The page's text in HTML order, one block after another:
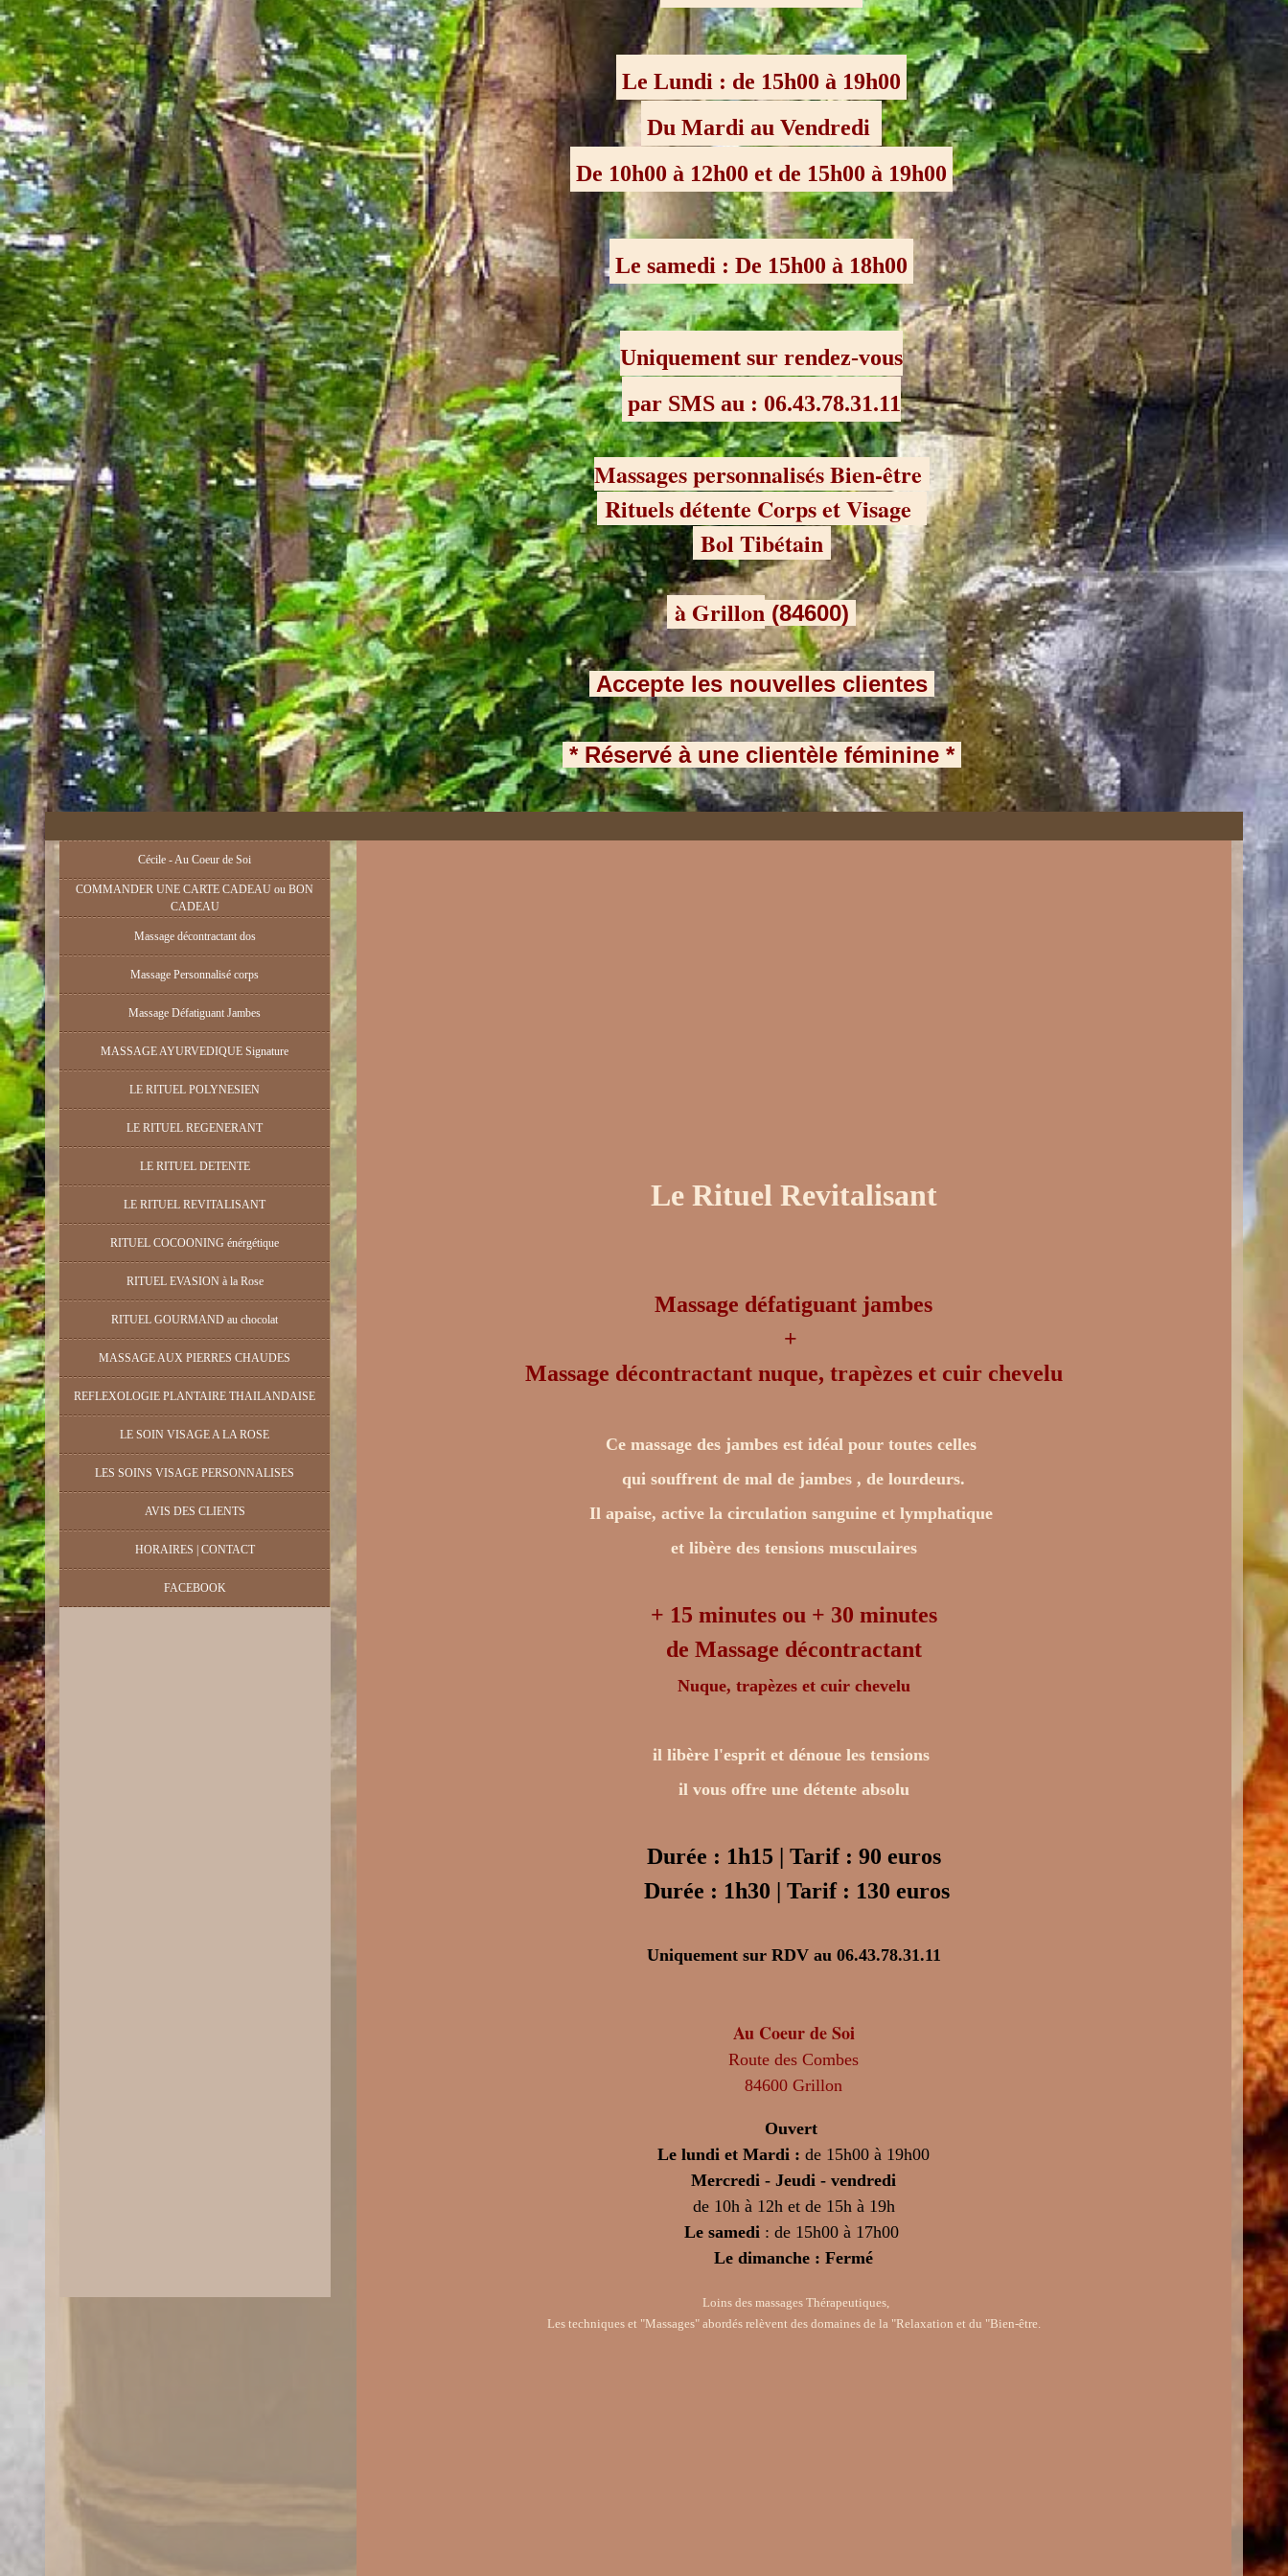
Le Lundi : de 15h00 à 19h00
Du Mardi au Vendredi
De 10h00 à 12h00 et de 15h00 à 19h00
Le samedi : De 15h00 à 18h00
Uniquement sur rendez-vous
par SMS au : 06.43.78.31.11
Massages personnalisés Bien-être
Rituels détente Corps et Visage
Bol Tibétain
à Grillon (84600)
Accepte les nouvelles clientes
* Réservé à une clientèle féminine *
Cécile - Au Coeur de Soi
COMMANDER UNE CARTE CADEAU ou BON
CADEAU
Massage décontractant dos
Massage Personnalisé corps
Massage Défatiguant Jambes
MASSAGE AYURVEDIQUE Signature
LE RITUEL POLYNESIEN
LE RITUEL REGENERANT
LE RITUEL DETENTE
LE RITUEL REVITALISANT
RITUEL COCOONING énérgétique
RITUEL EVASION à la Rose
RITUEL GOURMAND au chocolat
MASSAGE AUX PIERRES CHAUDES
REFLEXOLOGIE PLANTAIRE THAILANDAISE
LE SOIN VISAGE A LA ROSE
LES SOINS VISAGE PERSONNALISES
AVIS DES CLIENTS
HORAIRES | CONTACT
FACEBOOK
Le Rituel Revitalisant
Massage défatiguant jambes
+
Massage décontractant nuque, trapèzes et cuir chevelu
Ce massage des jambes est idéal pour toutes celles
qui souffrent de mal de jambes , de lourdeurs.
Il apaise, active la circulation sanguine et lymphatique
et libère des tensions musculaires
+ 15 minutes ou + 30 minutes
de Massage décontractant
Nuque, trapèzes et cuir chevelu
il libère l'esprit et dénoue les tensions
il vous offre une détente absolu
Durée : 1h15 | Tarif : 90 euros
Durée : 1h30 | Tarif : 130 euros
Uniquement sur RDV au 06.43.78.31.11
Au Coeur de Soi
Route des Combes
84600 Grillon
Ouvert
Le lundi et Mardi :de 15h00 à 19h00
Mercredi - Jeudi - vendredi
de 10h à 12h et de 15h à 19h
Le samedi : de 15h00 à 17h00
Le dimanche : Fermé
Loins des massages Thérapeutiques,
Les techniques et "Massages" abordés relèvent des domaines de la "Relaxation et du "Bien-être.